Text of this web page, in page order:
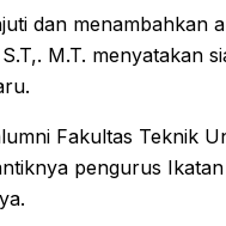
dan menambahkan
M.T. menyatakan
Fakultas Teknik
pengurus